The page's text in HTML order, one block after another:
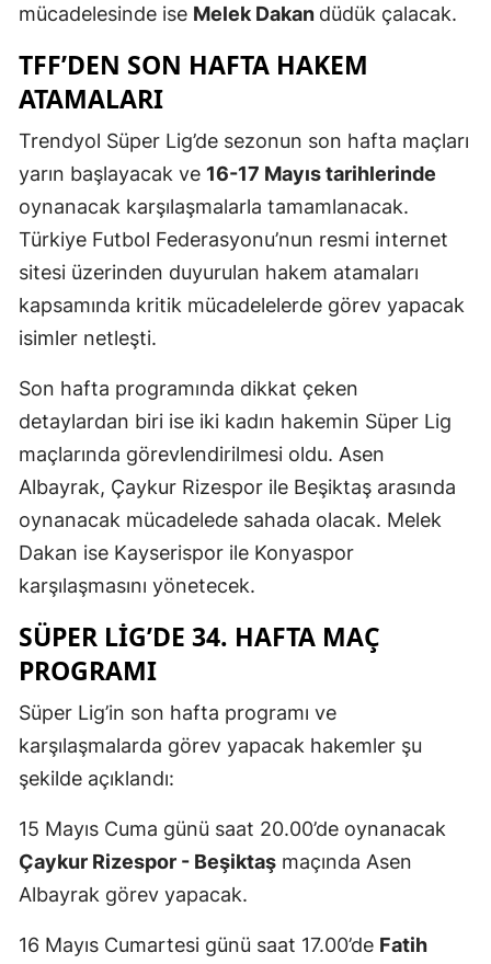
Mersin
İstanbul
Kars
Kırklareli
Kırşehir
Kocaeli
Muğla
Nevşehir
mücadelesinde ise Melek Dakan düdük çalacak.
TFF’DEN SON HAFTA HAKEM
ATAMALARI
Trendyol Süper Lig’de sezonun son hafta maçları
yarın başlayacak ve 16-17 Mayıs tarihlerinde
oynanacak karşılaşmalarla tamamlanacak.
Türkiye Futbol Federasyonu’nun resmi internet
sitesi üzerinden duyurulan hakem atamaları
kapsamında kritik mücadelelerde görev yapacak
isimler netleşti.
Son hafta programında dikkat çeken
detaylardan biri ise iki kadın hakemin Süper Lig
maçlarında görevlendirilmesi oldu. Asen
Albayrak, Çaykur Rizespor ile Beşiktaş arasında
oynanacak mücadelede sahada olacak. Melek
Dakan ise Kayserispor ile Konyaspor
karşılaşmasını yönetecek.
SÜPER LIG’DE 34. HAFTA MAÇ
PROGRAMI
Süper Lig’in son hafta programı ve
karşılaşmalarda görev yapacak hakemler şu
şekilde açıklandı:
15 Mayıs Cuma günü saat 20.00’de oynanacak
Çaykur Rizespor - Beşiktaş maçında Asen
Albayrak görev yapacak.
16 Mayıs Cumartesi günü saat 17.00’de Fatih